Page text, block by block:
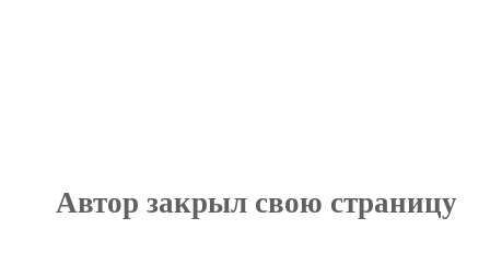
Автор закрыл свою страницу